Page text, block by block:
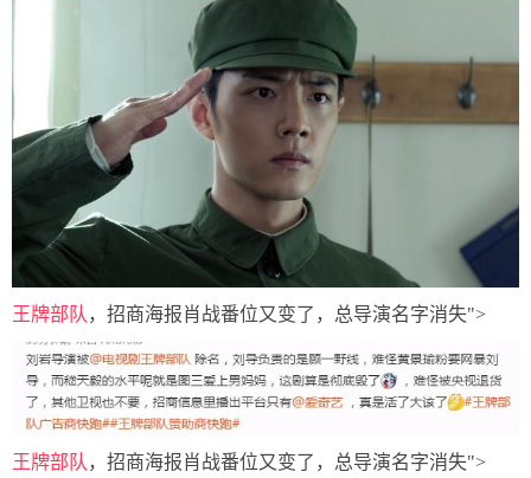
王牌部队 ，招商海报肖战番位又变了，总导演名字消失">
王牌部队 ，招商海报肖战番位又变了，总导演名字消失">